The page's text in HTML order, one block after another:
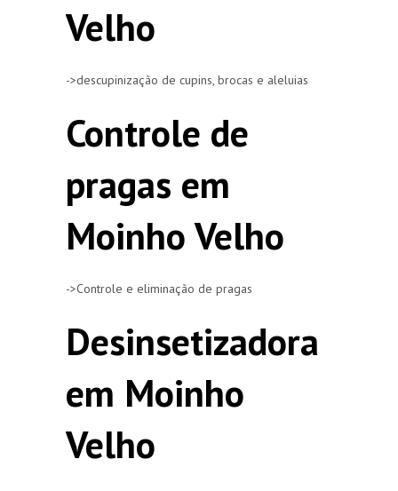
Velho
->descupinização de cupins, brocas e aleluias
Controle de
pragas em
Moinho Velho
->Controle e eliminação de pragas
Desinsetizadora
em Moinho
Velho